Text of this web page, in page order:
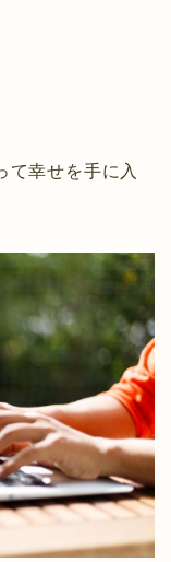
て幸せを手に入